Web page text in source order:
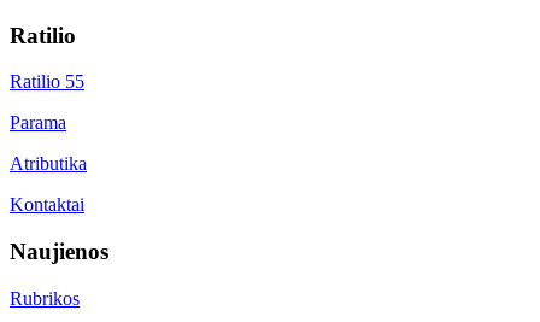
Ratilio
Ratilio 55
Parama
Atributika
Kontaktai
Naujienos
Rubrikos